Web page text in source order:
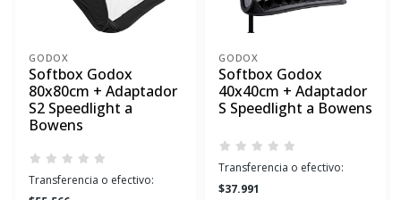
GODOX
Softbox Godox
80x80cm + Adaptador
S2 Speedlight a
Bowens
Transferencia o efectivo:
GODOX
Softbox Godox
40x40cm + Adaptador
S Speedlight a Bowens
Transferencia o efectivo:
$37.991